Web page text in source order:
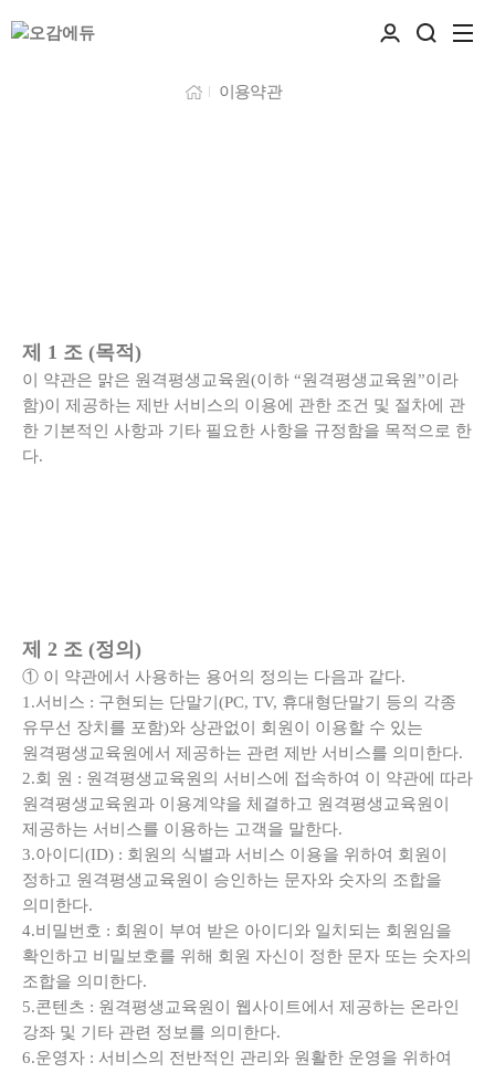
이용약관
제 1 조 (목적)
이 약관은 맑은 원격평생교육원(이하 “원격평생교육원”이라
함)이 제공하는 제반 서비스의 이용에 관한 조건 및 절차에 관
한 기본적인 사항과 기타 필요한 사항을 규정함을 목적으로 한
다.
제 2 조 (정의)
① 이 약관에서 사용하는 용어의 정의는 다음과 같다.
1.서비스 : 구현되는 단말기(PC, TV, 휴대형단말기 등의 각종
유무선 장치를 포함)와 상관없이 회원이 이용할 수 있는
원격평생교육원에서 제공하는 관련 제반 서비스를 의미한다.
2.회 원 : 원격평생교육원의 서비스에 접속하여 이 약관에 따라
원격평생교육원과 이용계약을 체결하고 원격평생교육원이
제공하는 서비스를 이용하는 고객을 말한다.
3.아이디(ID) : 회원의 식별과 서비스 이용을 위하여 회원이
정하고 원격평생교육원이 승인하는 문자와 숫자의 조합을
의미한다.
4.비밀번호 : 회원이 부여 받은 아이디와 일치되는 회원임을
확인하고 비밀보호를 위해 회원 자신이 정한 문자 또는 숫자의
조합을 의미한다.
5.콘텐츠 : 원격평생교육원이 웹사이트에서 제공하는 온라인
강좌 및 기타 관련 정보를 의미한다.
6.운영자 : 서비스의 전반적인 관리와 원활한 운영을 위하여